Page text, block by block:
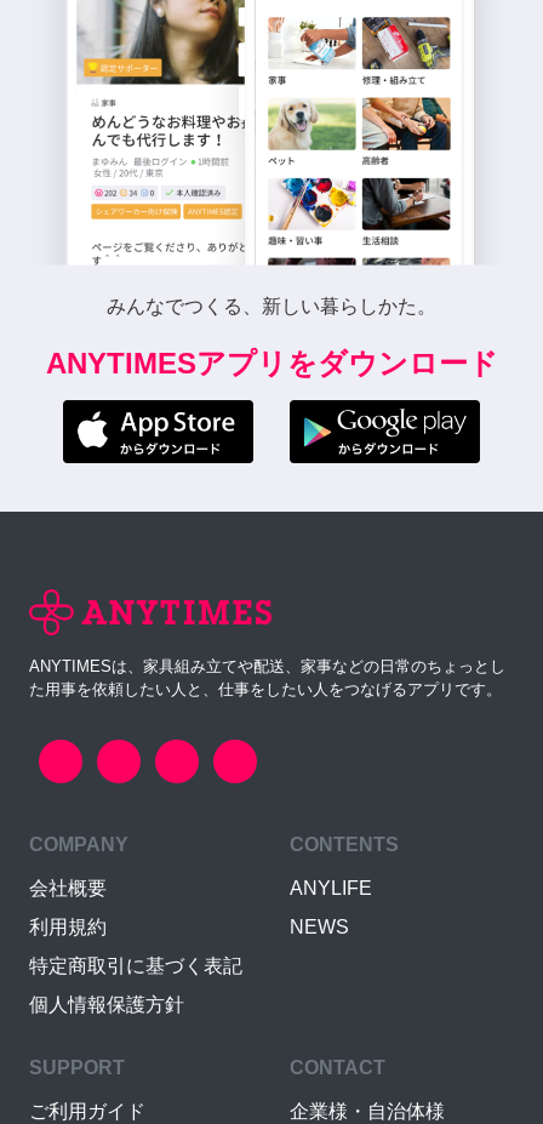
みんなでつくる、新しい暮らしかた。
ANYTIMESアプリをダウンロード
ANYTIMESは、家具組み立てや配送、家事などの日常のちょっとし
た用事を依頼したい人と、仕事をしたい人をつなげるアプリです。
COMPANY
会社概要
利用規約
特定商取引に基づく表記
個人情報保護方針
CONTENTS
ANYLIFE
NEWS
SUPPORT
ご利用ガイド
CONTACT
企業様・自治体様